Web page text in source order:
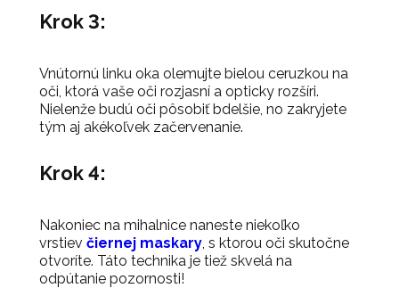
Krok 3:
Vnútornú linku oka olemujte bielou ceruzkou na
oči, ktorá vaše oči rozjasní a opticky rozšíri.
Nielenže budú oči pôsobiť bdelšie, no zakryjete
tým aj akékoľvek začervenanie.
Krok 4:
Nakoniec na mihalnice naneste niekoľko
vrstiev čiernej maskary, s ktorou oči skutočne
otvoríte. Táto technika je tiež skvelá na
odpútanie pozornosti!